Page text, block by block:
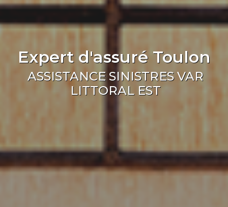
Expert d'assuré Toulon
ASSISTANCE SINISTRES VAR
LITTORAL EST